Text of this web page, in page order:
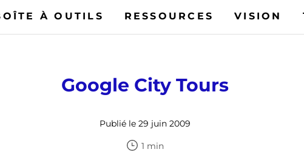
À OUTILS RESSOURCES VISION
Google City Tours
Publié le 29 juin 2009
1 min